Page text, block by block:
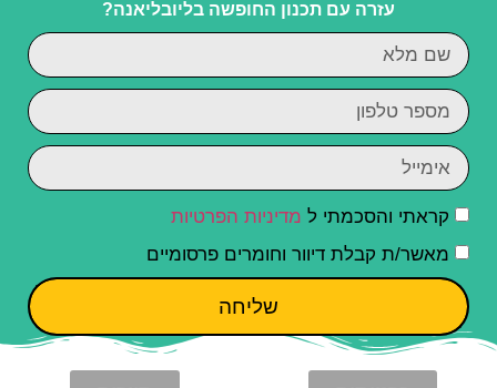
עזרה עם תכנון החופשה בליובליאנה?
קראתי והסכמתי ל מדיניות הפרטיות
מאשר/ת קבלת דיוור וחומרים פרסומיים
שליחה